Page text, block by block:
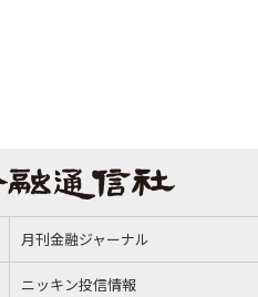
月刊金融ジャーナル
ニッキン投信情報